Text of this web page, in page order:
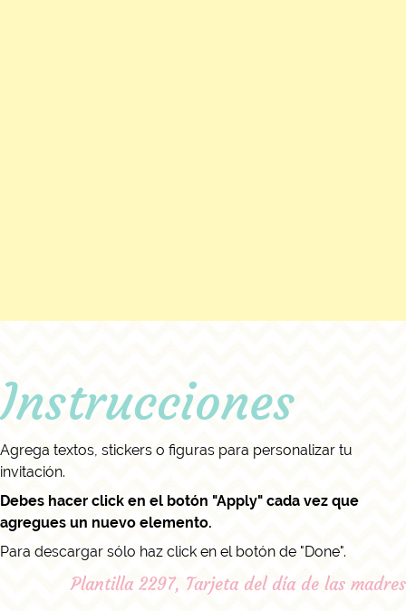
Instrucciones
Agrega textos, stickers o figuras para personalizar tu
invitación.
Debes hacer click en el botón "Apply" cada vez que
agregues un nuevo elemento.
Para descargar sólo haz click en el botón de "Done".
Plantilla 2297, Tarjeta del día de las madres